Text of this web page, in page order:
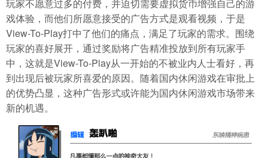
玩家不愿意过多的付费，并迫切需要虚拟货币增强自己的游
戏体验，而他们所愿意接受的广告方式是观看视频，于是
View-To-Play打中了他们的痛点，满足了玩家的需求。围绕
玩家的喜好展开，通过奖励将广告精准投放到所有玩家手
中，这就是View-To-Play从一开始的不被业内人士看好，再
到出现后被玩家所喜爱的原因。随着国内休闲游戏在审批上
的优势凸显，这种广告形式或许能为国内休闲游戏市场带来
新的机遇。